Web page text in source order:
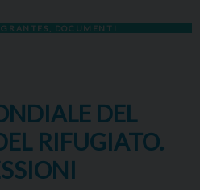
DOCUMENTI
DEL
RIFUGIATO.